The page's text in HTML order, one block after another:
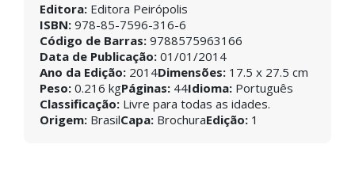
Editora: Editora Peirópolis
ISBN: 978-85-7596-316-6
Código de Barras: 9788575963166
Data de Publicação: 01/01/2014
Ano da Edição: 2014Dimensões: 17.5 x 27.5 cm
Peso: 0.216 kgPáginas: 44Idioma: Português
Classificação: Livre para todas as idades.
Origem: BrasilCapa: BrochuraEdição: 1